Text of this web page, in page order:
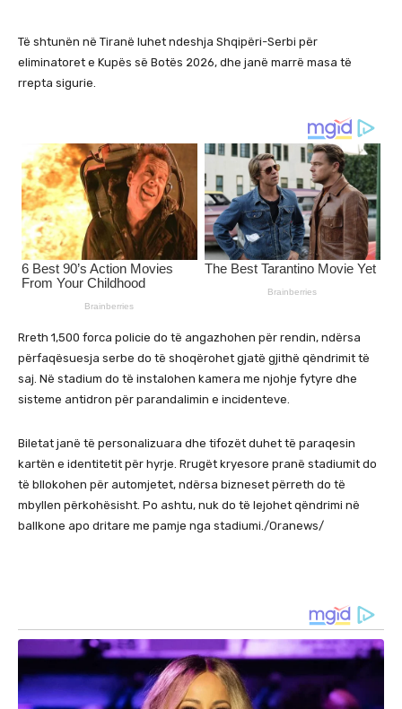
Të shtunën në Tiranë luhet ndeshja Shqipëri-Serbi për
eliminatoret e Kupës së Botës 2026, dhe janë marrë masa të
rrepta sigurie.
Rreth 1,500 forca policie do të angazhohen për rendin, ndërsa
përfaqësuesja serbe do të shoqërohet gjatë gjithë qëndrimit të
saj. Në stadium do të instalohen kamera me njohje fytyre dhe
sisteme antidron për parandalimin e incidenteve.
Biletat janë të personalizuara dhe tifozët duhet të paraqesin
kartën e identitetit për hyrje. Rrugët kryesore pranë stadiumit do
të bllokohen për automjetet, ndërsa bizneset përreth do të
mbyllen përkohësisht. Po ashtu, nuk do të lejohet qëndrimi në
ballkone apo dritare me pamje nga stadiumi./Oranews/